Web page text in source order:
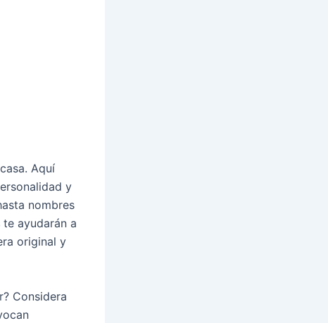
Aquí
y
nombres
ayudarán a
original y
Considera